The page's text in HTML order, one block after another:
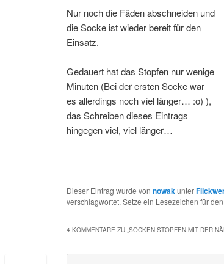
Nur noch die Fäden abschneiden und
die Socke ist wieder bereit für den
Einsatz.
Gedauert hat das Stopfen nur wenige
Minuten (Bei der ersten Socke war
es allerdings noch viel länger… :o) ),
das Schreiben dieses Eintrags
hingegen viel, viel länger…
Dieser Eintrag wurde von nowakunter
verschlagwortet. Setze ein Lesezeichen für den
4 KOMMENTARE ZU „SOCKEN STOPFEN MIT DER